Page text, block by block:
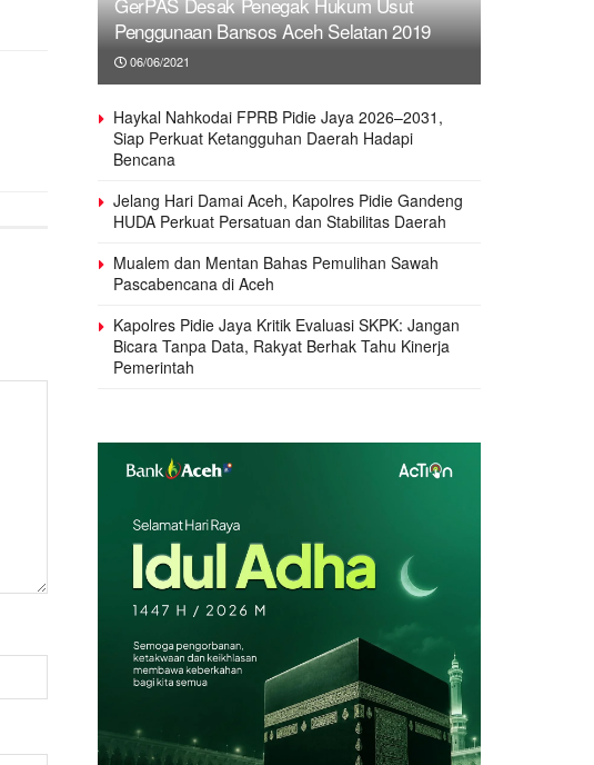
Penggunaan Bansos Aceh Selatan 2019
06/06/2021
Haykal Nahkodai FPRB Pidie Jaya 2026–2031,
Siap Perkuat Ketangguhan Daerah Hadapi
Bencana
Jelang Hari Damai Aceh, Kapolres Pidie Gandeng
HUDA Perkuat Persatuan dan Stabilitas Daerah
Mualem dan Mentan Bahas Pemulihan Sawah
Pascabencana di Aceh
Kapolres Pidie Jaya Kritik Evaluasi SKPK: Jangan
Bicara Tanpa Data, Rakyat Berhak Tahu Kinerja
Pemerintah